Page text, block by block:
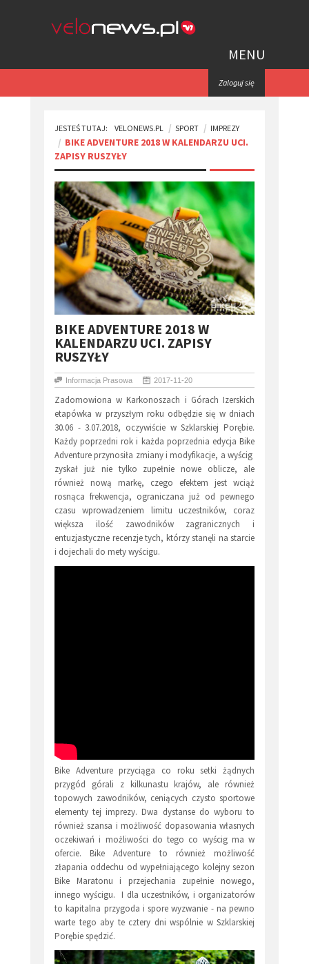
MENU
Zaloguj się
JESTEŚ TUTAJ: VELONEWS.PL SPORT IMPREZY
BIKE ADVENTURE 2018 W KALENDARZU UCI.
ZAPISY RUSZYŁY
BIKE ADVENTURE 2018 W
KALENDARZU UCI. ZAPISY
RUSZYŁY
Informacja Prasowa 2017-11-20
Zadomowiona w Karkonoszach i Górach Izerskich
etapówka w przyszłym roku odbędzie się w dniach
30.06 - 3.07.2018, oczywiście w Szklarskiej Porębie.
Każdy poprzedni rok i każda poprzednia edycja Bike
Adventure przynosiła zmiany i modyfikacje, a wyścig
zyskał już nie tylko zupełnie nowe oblicze, ale
również nową markę, czego efektem jest wciąż
rosnąca frekwencja, ograniczana już od pewnego
czasu wprowadzeniem limitu uczestników, coraz
większa ilość zawodników zagranicznych i
entuzjastyczne recenzje tych, którzy stanęli na starcie
i dojechali do mety wyścigu.
Bike Adventure przyciąga co roku setki żądnych
przygód górali z kilkunastu krajów, ale również
topowych zawodników, ceniących czysto sportowe
elementy tej imprezy. Dwa dystanse do wyboru to
również szansa i możliwość dopasowania własnych
oczekiwań i możliwości do tego co wyścig ma w
ofercie. Bike Adventure to również możliwość
złapania oddechu od wypełniającego kolejny sezon
Bike Maratonu i przejechania zupełnie nowego,
innego wyścigu. I dla uczestników, i organizatorów
to kapitalna przygoda i spore wyzwanie - na pewno
warte tego aby te cztery dni wspólnie w Szklarskiej
Porębie spędzić.